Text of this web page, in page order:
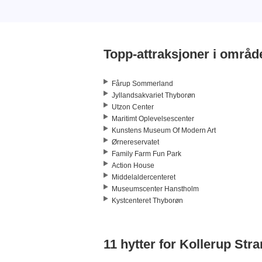
Topp-attraksjoner i
Fårup Sommerland
Jyllandsakvariet Thyborøn
Utzon Center
Maritimt Oplevelsescenter
Kunstens Museum Of Modern Art
Ørnereservatet
Family Farm Fun Park
Action House
Middelaldercenteret
Museumscenter Hanstholm
Kystcenteret Thyborøn
11 hytter for Kollerup